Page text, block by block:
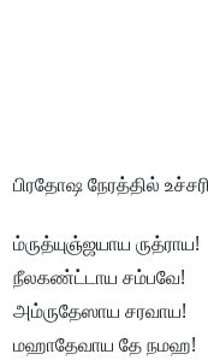
பிரதோஷ நேரத்தில்
ம்ருத்யுஞ்ஜயாய ருத்ராய!
நீலகண்ட்டாய சம்பவே!
அம்ருதேஸாய சரவாய!
மஹாதேவாய தே நமஹ!